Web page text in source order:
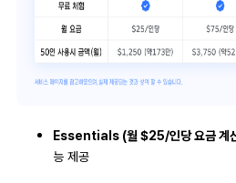
Essentials (월 $25/인당 요금 계
능 제공